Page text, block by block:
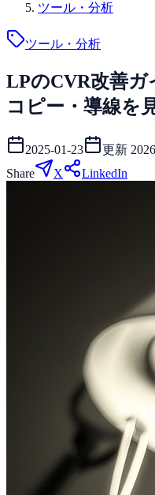
ツール・分析
ツール・分析
LPのCVR改善ガ
コピー・導線を
2025-01-23 更新
Share
X LinkedIn